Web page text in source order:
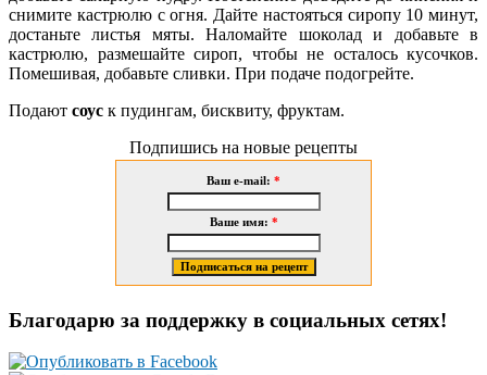
снимите кастрюлю с огня. Дайте настояться сиропу 10 минут,
достаньте листья мяты. Наломайте шоколад и добавьте в
кастрюлю, размешайте сироп, чтобы не осталось кусочков.
Помешивая, добавьте сливки. При подаче подогрейте.
Подают соус к пудингам, бисквиту, фруктам.
Подпишись на новые рецепты
Ваш e-mail: *
Ваше имя: *
Благодарю за поддержку в социальных сетях!